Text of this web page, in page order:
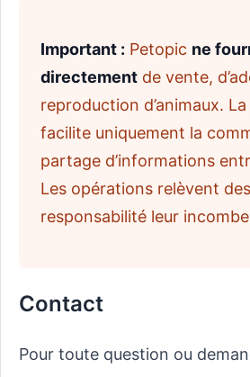
Important : Petopic ne
directement de vente,
reproduction d’animaux.
facilite uniquement la
partage d’informations
Les opérations relèvent
responsabilité leur
Contact
Pour toute question ou